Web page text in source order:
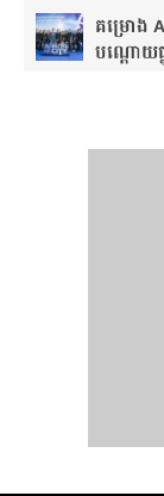
គម្រោង
បណ្តោយផ្